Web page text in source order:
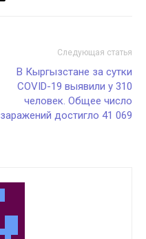
Следующая статья
В Кыргызстане за сутки
COVID-19 выявили у 310
человек. Общее число
заражений достигло 41 069